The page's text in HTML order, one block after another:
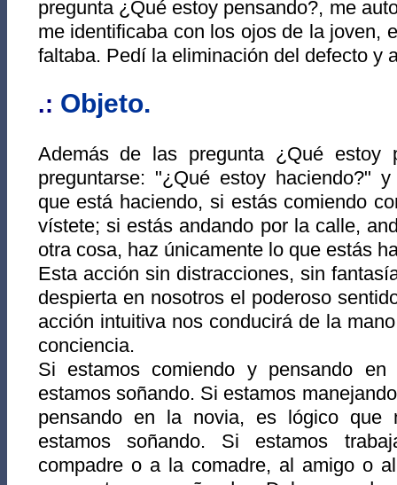
pregunta ¿Qué estoy pensando?, me
me identificaba con los ojos de la joven,
faltaba. Pedí la eliminación del defecto y
.: Objeto.
Además de las pregunta ¿Qué estoy
preguntarse: "¿Qué estoy haciendo?"
que está haciendo, si estás comiendo
vístete; si estás andando por la calle,
otra cosa, haz únicamente lo que estás
Esta acción sin distracciones, sin
despierta en nosotros el poderoso
acción intuitiva nos conducirá de la
conciencia.
Si estamos comiendo y pensando
estamos soñando. Si estamos
pensando en la novia, es lógico que
estamos soñando. Si estamos
compadre o a la comadre, al amigo o